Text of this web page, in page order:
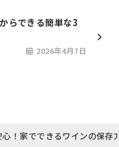
らできる簡単な3
2026年4月7日
心！家でできるワインの保存